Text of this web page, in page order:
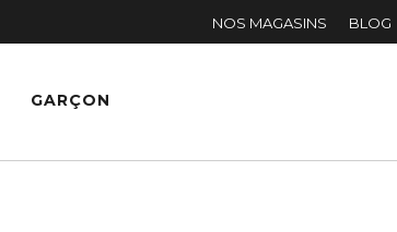
NOS MAGASINS BLOG
GARÇON